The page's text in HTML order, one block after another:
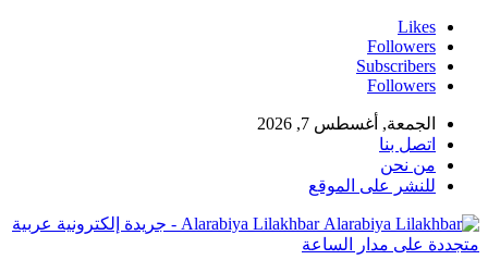
Likes
Followers
Subscribers
Followers
الجمعة, أغسطس 7, 2026
اتصل بنا
من نحن
للنشر على الموقع
Alarabiya Lilakhbar - جريدة إلكترونية عربية
متجددة على مدار الساعة